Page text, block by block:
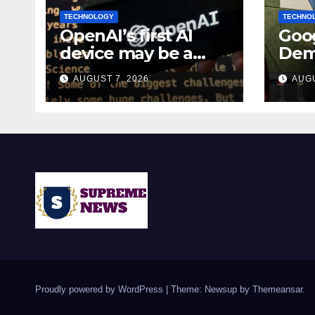
TECHNOLOGY
OpenAI’s first AI
device may be a
$300 doughnut-
shaped smart
speaker: Report
AUGUST 7, 2026
Proudly powered by WordPress Theme: Newsup by Themeansar.